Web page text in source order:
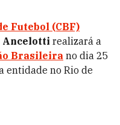
Futebol (CBF)
Ancelotti realizará a
Brasileira no dia 25
entidade no Rio de